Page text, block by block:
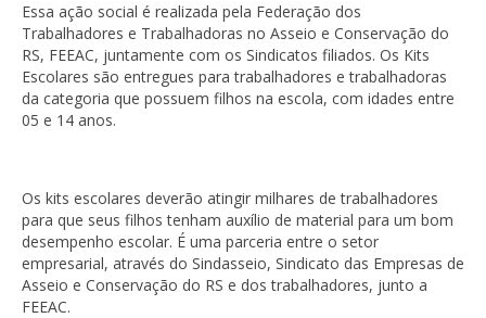
Essa ação social é realizada pela Federação dos
Trabalhadores e Trabalhadoras no Asseio e Conservação do
RS, FEEAC, juntamente com os Sindicatos filiados. Os Kits
Escolares são entregues para trabalhadores e trabalhadoras
da categoria que possuem filhos na escola, com idades entre
05 e 14 anos.
Os kits escolares deverão atingir milhares de trabalhadores
para que seus filhos tenham auxílio de material para um bom
desempenho escolar. É uma parceria entre o setor
empresarial, através do Sindasseio, Sindicato das Empresas de
Asseio e Conservação do RS e dos trabalhadores, junto a
FEEAC.